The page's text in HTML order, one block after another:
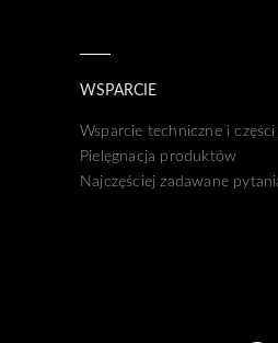
WSPARCIE
Wsparcie techniczne i
Pielęgnacja produktów
Najczęściej zadawane